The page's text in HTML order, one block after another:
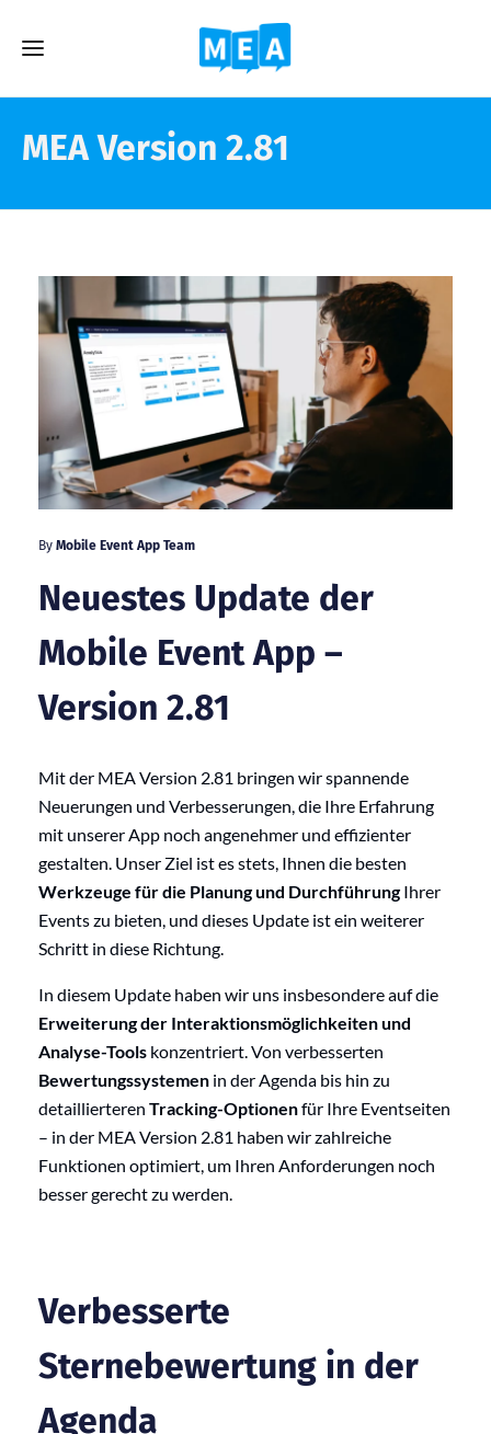
MEA Version 2.81
By Mobile Event App Team
Neuestes Update der
Mobile Event App –
Version 2.81
Mit der MEA Version 2.81 bringen wir spannende
Neuerungen und Verbesserungen, die Ihre Erfahrung
mit unserer App noch angenehmer und effizienter
gestalten. Unser Ziel ist es stets, Ihnen die besten
Werkzeuge für die Planung und DurchführungIhrer
Events zu bieten, und dieses Update ist ein weiterer
Schritt in diese Richtung.
In diesem Update haben wir uns insbesondere auf die
Erweiterung der Interaktionsmöglichkeiten und
Analyse-Tools konzentriert. Von verbesserten
Bewertungssystemen in der Agenda bis hin zu
detaillierteren Tracking-Optionenfür Ihre Eventseiten
– in der MEA Version 2.81 haben wir zahlreiche
Funktionen optimiert, um Ihren Anforderungen noch
besser gerecht zu werden.
Verbesserte
Sternebewertung in der
Agenda